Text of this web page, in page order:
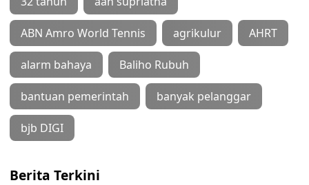
ABN Amro World Tennis agrikulur AHRT
alarm bahaya Baliho Rubuh
bantuan pemerintah banyak pelanggar
bjb DIGI
Berita Terkini